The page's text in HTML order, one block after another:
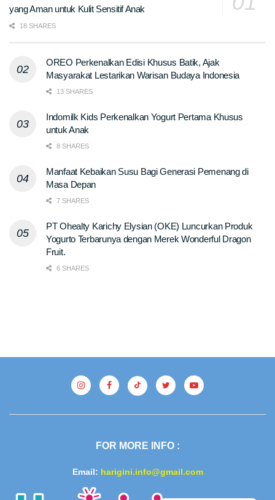
yang Aman untuk Kulit Sensitif Anak
18 SHARES
OREO Perkenalkan Edisi Khusus Batik, Ajak
Masyarakat Lestarikan Warisan Budaya Indonesia
13 SHARES
Indomilk Kids Perkenalkan Yogurt Pertama Khusus
untuk Anak
8 SHARES
Manfaat Kebaikan Susu Bagi Generasi Pemenang di
Masa Depan
7 SHARES
PT Ohealty Karichy Elysian (OKE) Luncurkan Produk
Yogurto Terbarunya dengan Merek Wonderful Dragon
Fruit.
6 SHARES
FOR MORE INFO :
Email: harigini.info@gmail.com